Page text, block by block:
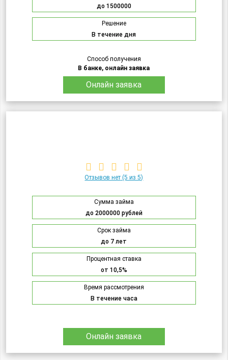
до 1500000
Решение
В течение дня
Способ получения
В банке, онлайн заявка
Онлайн заявка
Отзывов нет (5 из 5)
Сумма займа
до 2000000 рублей
Срок займа
до 7 лет
Процентная ставка
от 10,5%
Время рассмотрения
В течение часа
Онлайн заявка